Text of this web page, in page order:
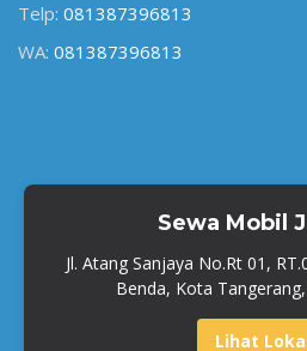
Telp: 081387396813
WA: 081387396813
Sewa Mobil
Jl. Atang Sanjaya No.Rt 01,
Benda, Kota
Lihat